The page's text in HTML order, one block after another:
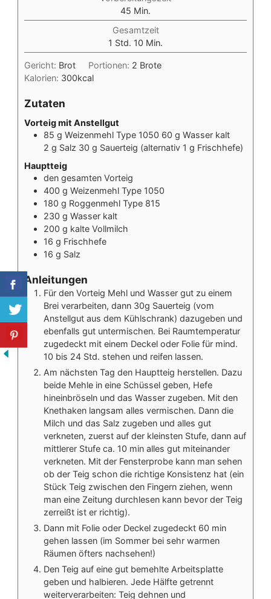
45 Minuten
Min.
Gesamtzeit
1 Stunde
Std. 10 Minuten
Min.
Gericht: Brot Portionen: 2 Brote
Kalorien: 300kcal
Zutaten
Vorteig mit Anstellgut
85 g Weizenmehl Type 1050 60 g Wasser kalt
2 g Salz 30 g Sauerteig (alternativ 1 g Frischhefe)
Hauptteig
den gesamten Vorteig
400 g Weizenmehl Type 1050
180 g Roggenmehl Type 815
230 g Wasser kalt
200 g kalte Vollmilch
16 g Frischhefe
16 g Salz
Anleitungen
Für den Vorteig Mehl und Wasser gut zu einem
Brei verarbeiten, dann 30g Sauerteig (vom
Anstellgut aus dem Kühlschrank) dazugeben und
ebenfalls gut untermischen. Bei Raumtemperatur
zugedeckt mit einem Deckel oder Folie für mind.
10 bis 24 Std. stehen und reifen lassen.
Am nächsten Tag den Hauptteig herstellen. Dazu
beide Mehle in eine Schüssel geben, Hefe
hineinbröseln und das Wasser zugeben. Mit den
Knethaken langsam alles vermischen. Dann die
Milch und das Salz zugeben und alles gut
verkneten, zuerst auf der kleinsten Stufe, dann auf
mittlerer Stufe ca. 10 min alles gut miteinander
verkneten. Mit der Fensterprobe kann man sehen
ob der Teig schon die richtige Konsistenz hat (ein
Stück Teig zwischen den Fingern ziehen, wenn
man eine Zeitung durchlesen kann bevor der Teig
zerreißt ist er richtig).
Dann mit Folie oder Deckel zugedeckt 60 min
gehen lassen (im Sommer bei sehr warmen
Räumen öfters nachsehen!)
Den Teig auf eine gut bemehlte Arbeitsplatte
geben und halbieren. Jede Hälfte getrennt
weiterverarbeiten: Teig dehnen und